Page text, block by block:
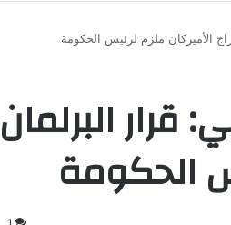
الأميركان ملزم لرئيس الحكومة
البرلمان
الحكومة